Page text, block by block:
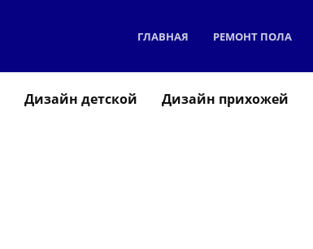
ГЛАВНАЯ РЕМОНТ ПОЛА
Дизайн детской Дизайн прихожей